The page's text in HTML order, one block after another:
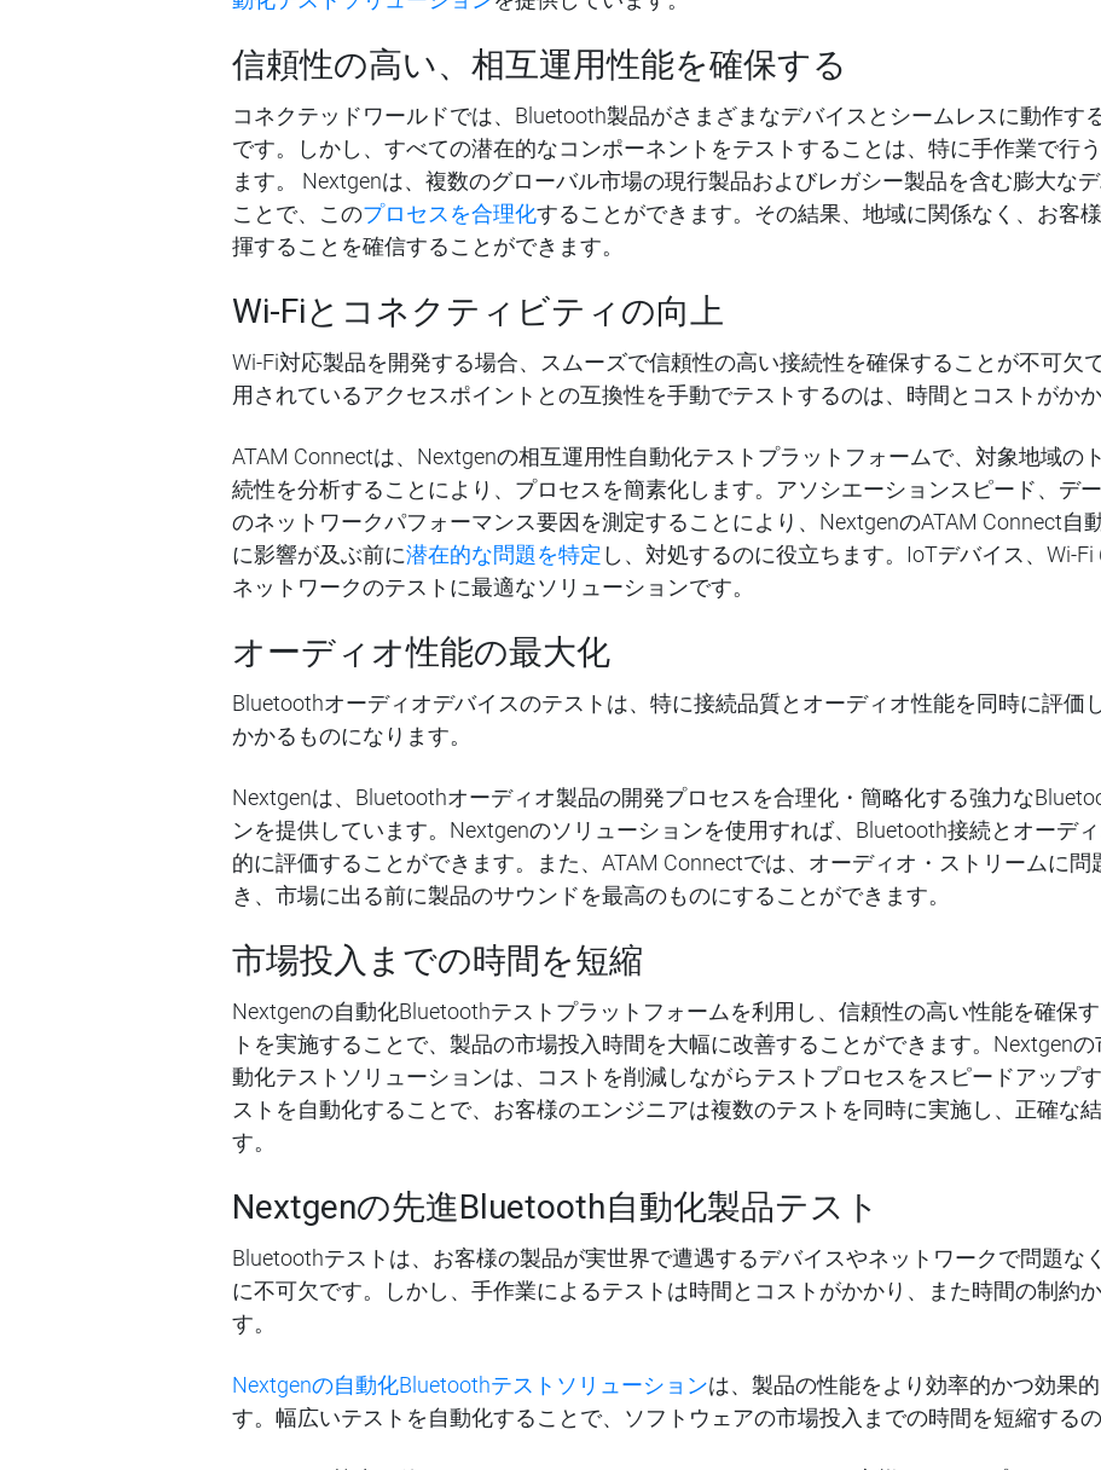
信頼性の高い、相互運用性能を確保する
コネクテッドワールドでは、Bluetooth製品がさまざまなデバイスとシームレスに動作す
です。しかし、すべての潜在的なコンポーネントをテストすることは、特に手作業で行
ます。 Nextgenは、複数のグローバル市場の現行製品およびレガシー製品を含む膨大な
ことで、このプロセスを合理化することができます。その結果、地域に関係なく、お客
揮することを確信することができます。
Wi-Fiとコネクティビティの向上
Wi-Fi対応製品を開発する場合、スムーズで信頼性の高い接続性を確保することが不可欠
用されているアクセスポイントとの互換性を手動でテストするのは、時間とコストがかか
ATAM Connectは、Nextgenの相互運用性自動化テストプラットフォームで、対象地域の
続性を分析することにより、プロセスを簡素化します。アソシエーションスピード、デ
のネットワークパフォーマンス要因を測定することにより、NextgenのATAM Connect自
に影響が及ぶ前に潜在的な問題を特定 し、対処するのに役立ちます。IoTデバイス、Wi-
ネットワークのテストに最適なソリューションです。
オーディオ性能の最大化
Bluetoothオーディオデバイスのテストは、特に接続品質とオーディオ性能を同時に評価
かかるものになります。
Nextgenは、Bluetoothオーディオ製品の開発プロセスを合理化・簡略化する強力な
ンを提供しています。Nextgenのソリューションを使用すれば、Bluetooth接続とオーデ
的に評価することができます。また、ATAM Connectでは、オーディオ・ストリームに
き、市場に出る前に製品のサウンドを最高のものにすることができます。
市場投入までの時間を短縮
Nextgenの自動化Bluetoothテストプラットフォームを利用し、信頼性の高い性能を確保
トを実施することで、製品の市場投入時間を大幅に改善することができます。Nextgen
動化テストソリューションは、コストを削減しながらテストプロセスをスピードアップ
ストを自動化することで、お客様のエンジニアは複数のテストを同時に実施し、正確な
す。
Nextgenの先進Bluetooth自動化製品テスト
Bluetoothテストは、お客様の製品が実世界で遭遇するデバイスやネットワークで問題な
に不可欠です。しかし、手作業によるテストは時間とコストがかかり、また時間の制約
す。
Nextgenの自動化Bluetoothテストソリューションは、製品の性能をより効率的かつ効果
す。幅広いテストを自動化することで、ソフトウェアの市場投入までの時間を短縮するの